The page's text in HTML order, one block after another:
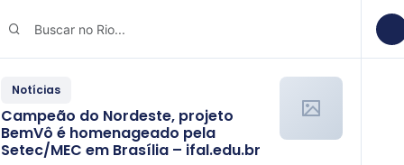
Notícias
Campeão do Nordeste, projeto
BemVô é homenageado pela
Setec/MEC em Brasília – ifal.edu.br